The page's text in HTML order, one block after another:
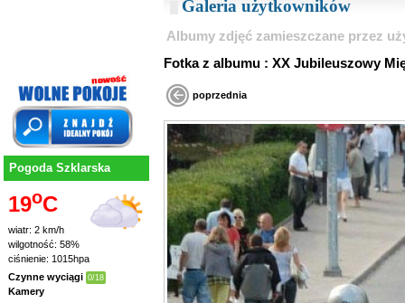
Pogoda Szklarska
19oC
wiatr: 2 km/h
wilgotność: 58%
ciśnienie: 1015hpa
Czynne wyciągi 0/18
Kamery
Galeria użytkowników
Albumy zdjęć zamieszczane przez
Fotka z albumu : XX
poprzednia